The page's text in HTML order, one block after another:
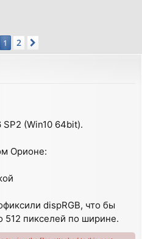
1 2
(Win10 64bit).
Орионе:
dispRGB, что бы
512 пикселей по ширине.